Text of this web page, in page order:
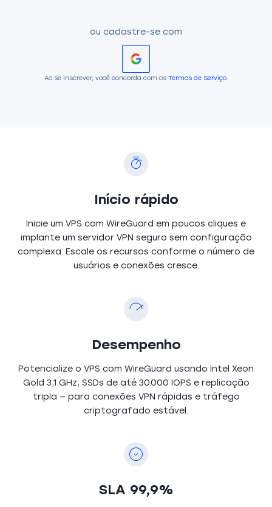
ou cadastre-se com
Ao se inscrever, você concorda com os Termos de Serviço.
Início rápido
Inicie um VPS com WireGuard em poucos cliques e
implante um servidor VPN seguro sem configuração
complexa. Escale os recursos conforme o número de
usuários e conexões cresce.
Desempenho
Potencialize o VPS com WireGuard usando Intel Xeon
Gold 3,1 GHz, SSDs de até 30.000 IOPS e replicação
tripla — para conexões VPN rápidas e tráfego
criptografado estável.
SLA 99,9%